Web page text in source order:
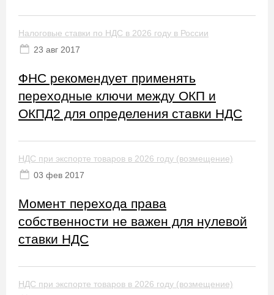
Налоговые ставки по НДС в 2026 году в России
23 авг 2017
ФНС рекомендует применять
переходные ключи между ОКП и
ОКПД2 для определения ставки НДС
НДС при экспорте товаров в 2026 году (возмещение)
03 фев 2017
Момент перехода права
собственности не важен для нулевой
ставки НДС
НДС при экспорте товаров в 2026 году (возмещение)